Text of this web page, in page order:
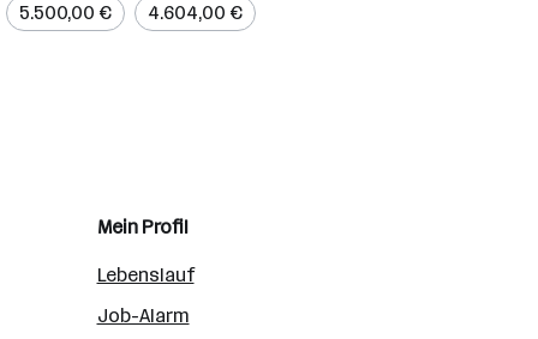
5.500,00 € 4.604,00 €
Mein Profil
Lebenslauf
Job-Alarm